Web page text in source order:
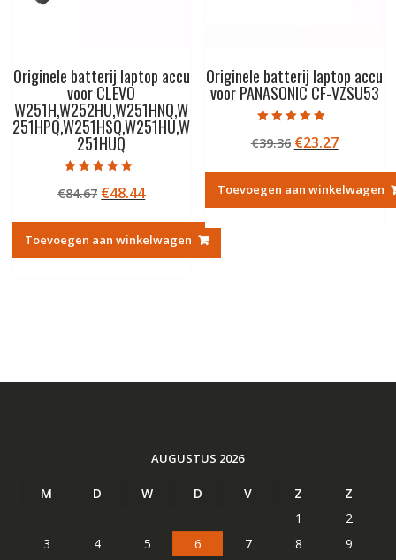
Originele batterij laptop accu
voor CLEVO
W251H,W252HU,W251HNQ,W
251HPQ,W251HSQ,W251HU,W
251HUQ
5.00
uit 5
€84.67 Oorspronkelijke
was:
€84.67.
€48.44Huidige
is:
€48.44.
Toevoegen aan winkelwagen
Originele batterij laptop accu
voor PANASONIC CF-VZSU53
5.00
uit 5
€39.36
was:
€39.36.
€23.27Huidige
is:
€23.27.
Toevoegen aan winkelwagen
AUGUSTUS 2026
M D W D V Z
Z
1
2
3
4 5 6 7 8
9